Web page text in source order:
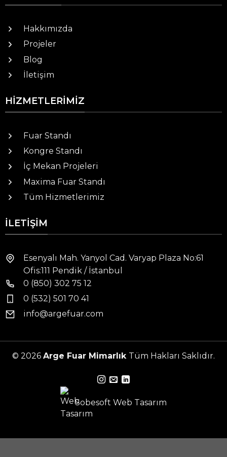
Hakkımızda
Projeler
Blog
İletişim
HIZMETLERIMIZ
Fuar Standı
Kongre Standı
İç Mekan Projeleri
Maxima Fuar Standı
Tüm Hizmetlerimiz
İLETIŞIM
Esenyalı Mah. Yanyol Cad. Varyap Plaza No:61
Ofis:111 Pendik / İstanbul
0 (850) 302 75 12
0 (532) 501 70 41
info@argefuar.com
© 2026 Arge Fuar Mimarlık Tüm Hakları Saklıdır.
Sobesoft Web Tasarım